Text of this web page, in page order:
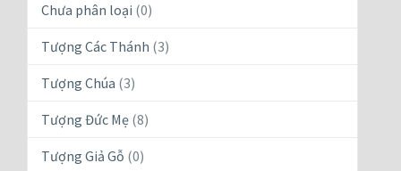
Chưa phân loại (0)
Tượng Các Thánh (3)
Tượng Chúa (3)
Tượng Đức Mẹ (8)
Tượng Giả Gỗ (0)